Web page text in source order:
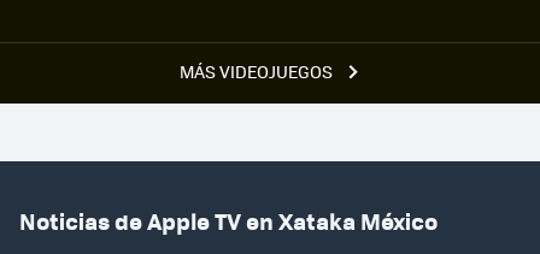
MÁS VIDEOJUEGOS
Noticias de Apple TV en Xataka México